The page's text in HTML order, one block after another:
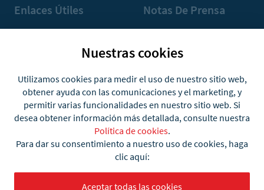
Enlaces Útiles
Comunidad
Cuenta
Notas De Prensa
Recursos de prensa
Nuestras cookies
Utilizamos cookies para medir el uso de nuestro sitio web,
obtener ayuda con las comunicaciones y el marketing, y
permitir varias funcionalidades en nuestro sitio web. Si
desea obtener información más detallada, consulte nuestra
Política de cookies.
Para dar su consentimiento a nuestro uso de cookies, haga
clic aquí:
Aceptar todas las cookies